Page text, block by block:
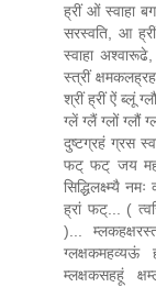
ह्रीं ओं स्वाहा
सरस्वति, आ
स्वाहा
स्त्रीं
श्रीं ह्रीं ऐं ब्लूं
ग्लें ग्लैं ग्लों ग्लौं
दुष्टग्रहं ग्रस
फट् फट् जय
सिद्धिलक्ष्म्यै
ह्रां फट्... (
)...
म्लक्षकसहहूं